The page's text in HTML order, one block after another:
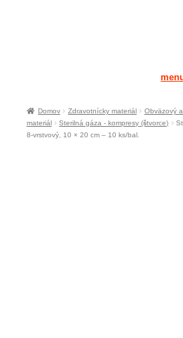
Domov Zdravotnícky materiál Obväzový
materiál
Sterilná gáza - kompresy (štvorce)
8-vrstvový, 10 × 20 cm – 10 ks/bal.